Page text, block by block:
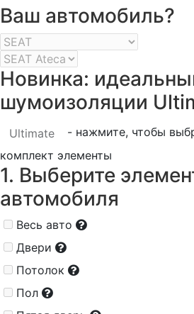
Ваш автомобиль?
Новинка:
шумоизоляции
Ultimate
- нажмите, чтобы
комплект элементы
1. Выберите
автомобиля
Весь авто
Двери
Потолок
Пол